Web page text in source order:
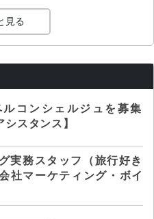
見る
コンシェルジュを募集
シスタンス】
実務スタッフ（旅行好き
社マーケティング・ボイ